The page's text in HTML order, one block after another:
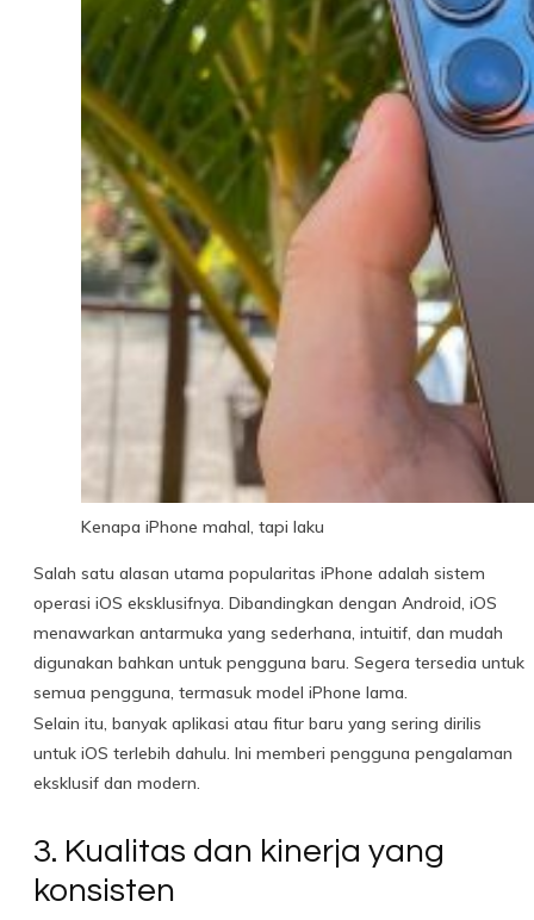
Kenapa iPhone mahal, tapi laku
Salah satu alasan utama popularitas iPhone adalah sistem
operasi iOS eksklusifnya. Dibandingkan dengan Android, iOS
menawarkan antarmuka yang sederhana, intuitif, dan mudah
digunakan bahkan untuk pengguna baru. Segera tersedia untuk
semua pengguna, termasuk model iPhone lama.
Selain itu, banyak aplikasi atau fitur baru yang sering dirilis
untuk iOS terlebih dahulu. Ini memberi pengguna pengalaman
eksklusif dan modern.
3. Kualitas dan kinerja yang
konsisten